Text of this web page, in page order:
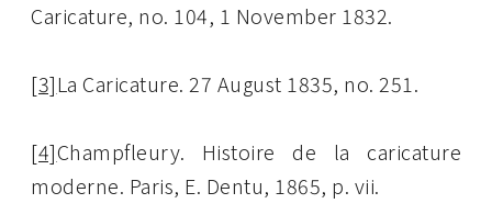
Caricature, no. 104, 1 November 1832.
[3]La Caricature. 27 August 1835, no. 251.
[4]Champfleury. Histoire de la caricature
moderne. Paris, E. Dentu, 1865, p. vii.